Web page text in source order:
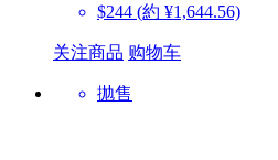
$244 (約 ¥1,644.56)
关注商品 购物车
抛售